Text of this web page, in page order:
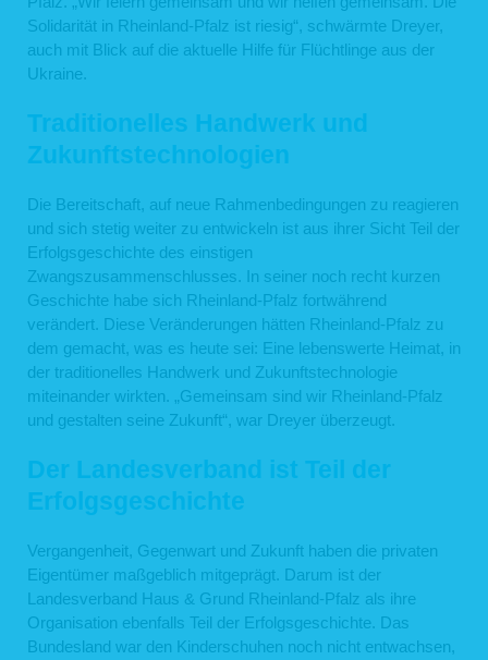
Solidarität in Rheinland-Pfalz ist riesig“, schwärmte Dreyer,
auch mit Blick auf die aktuelle Hilfe für Flüchtlinge aus der
Ukraine.
Traditionelles Handwerk und
Zukunftstechnologien
Die Bereitschaft, auf neue Rahmenbedingungen zu reagieren
und sich stetig weiter zu entwickeln ist aus ihrer Sicht Teil der
Erfolgsgeschichte des einstigen
Zwangszusammenschlusses. In seiner noch recht kurzen
Geschichte habe sich Rheinland-Pfalz fortwährend
verändert. Diese Veränderungen hätten Rheinland-Pfalz zu
dem gemacht, was es heute sei: Eine lebenswerte Heimat, in
der traditionelles Handwerk und Zukunftstechnologie
miteinander wirkten. „Gemeinsam sind wir Rheinland-Pfalz
und gestalten seine Zukunft“, war Dreyer überzeugt.
Der Landesverband ist Teil der
Erfolgsgeschichte
Vergangenheit, Gegenwart und Zukunft haben die privaten
Eigentümer maßgeblich mitgeprägt. Darum ist der
Landesverband Haus & Grund Rheinland-Pfalz als ihre
Organisation ebenfalls Teil der Erfolgsgeschichte. Das
Bundesland war den Kinderschuhen noch nicht entwachsen,